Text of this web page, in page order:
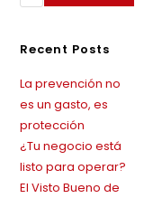
Recent Posts
La prevención no
es un gasto, es
protección
¿Tu negocio está
listo para operar?
El Visto Bueno de